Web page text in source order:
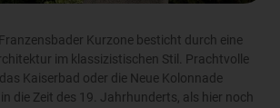
Kurzone besticht durch eine
im klassizistischen Stil. Prachtvolle
Kaiserbad oder die Neue Kolonnade
die Zeit des 19. Jahrhunderts, als hier noch